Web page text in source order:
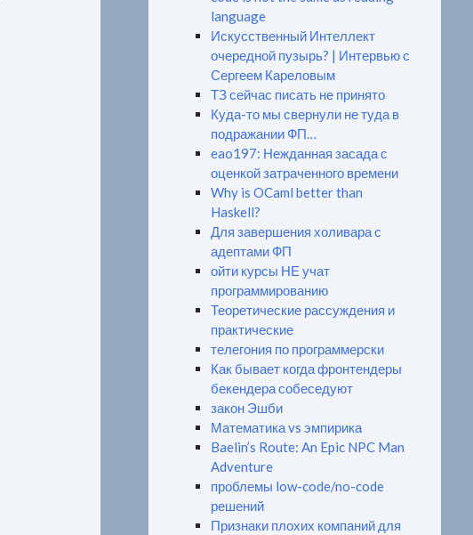
language
Искусственный Интеллект
очередной пузырь? | Интервью с
Сергеем Кареловым
ТЗ сейчас писать не принято
Куда-то мы свернули не туда в
подражании ФП…
eao197: Нежданная засада с
оценкой затраченного времени
Why is OCaml better than
Haskell?
Для завершения холивара с
адептами ФП
ойти курсы НЕ учат
программированию
Теоретические рассуждения и
практические
телегония по программерски
Как бывает когда фронтендеры
бекендера собеседуют
закон Эшби
Математика vs эмпирика
Baelin’s Route: An Epic NPC Man
Adventure
проблемы low-code/no-code
решений
Признаки плохих компаний для